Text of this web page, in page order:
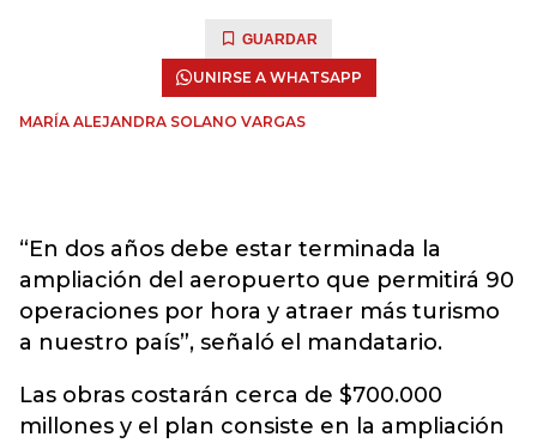
GUARDAR
UNIRSE A WHATSAPP
MARÍA ALEJANDRA SOLANO VARGAS
“En dos años debe estar terminada la
ampliación del aeropuerto que permitirá 90
operaciones por hora y atraer más turismo
a nuestro país”, señaló el mandatario.
Las obras costarán cerca de $700.000
millones y el plan consiste en la ampliación